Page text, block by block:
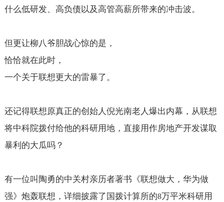
什么低研发、高负债以及高管高薪所带来的冲击波。
但更让柳八爷胆战心惊的是，
恰恰就在此时，
一个关于联想更大的雷暴了。
还记得联想原真正的创始人倪光南老人爆出内幕，从联想
将中科院拨付给他的科研用地，直接用作房地产开发谋取
暴利的大瓜吗？
有一位叫陶勇的中关村亲历者著书《联想做大，华为做
强》炮轰联想，详细披露了国拨计算所的8万平米科研用